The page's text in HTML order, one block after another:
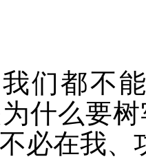
们都不
什么要
必在我、